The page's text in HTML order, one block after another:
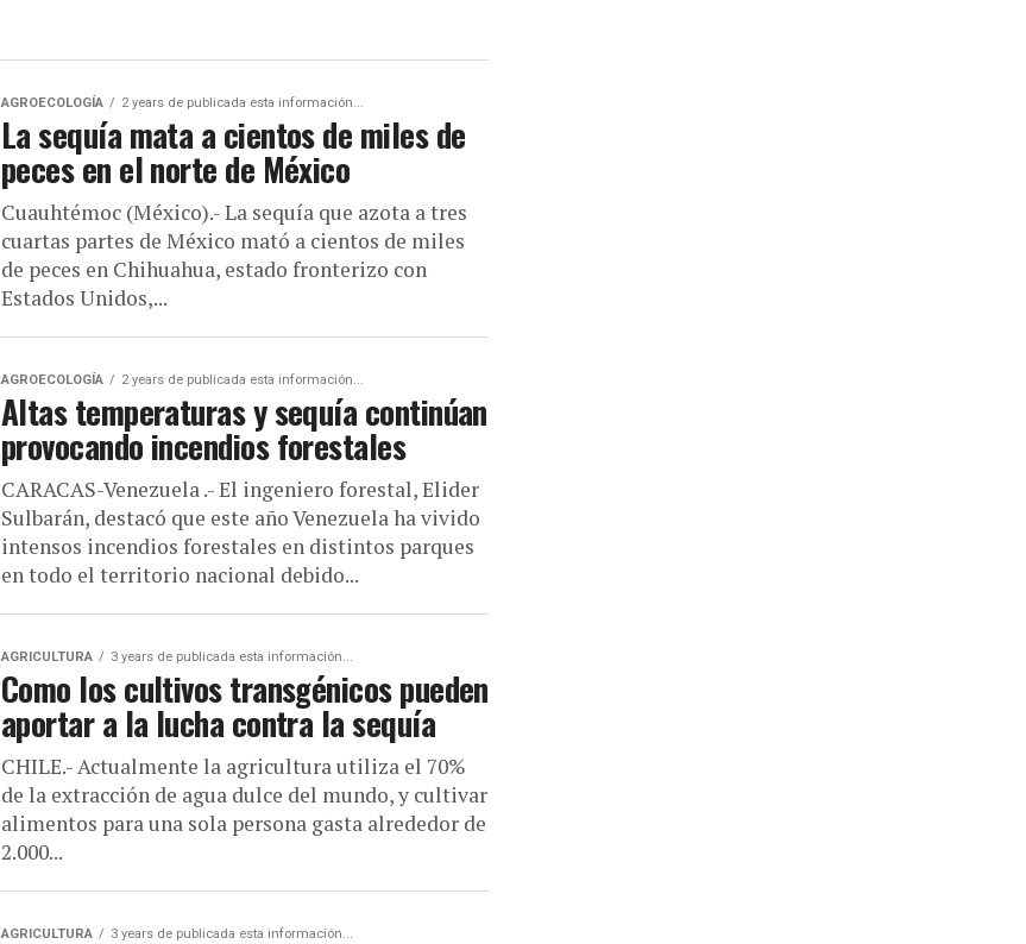
AGROECOLOGÍA 2 years de publicada esta información...
La sequía mata a cientos de miles de
peces en el norte de México
Cuauhtémoc (México).- La sequía que azota a tres
cuartas partes de México mató a cientos de miles
de peces en Chihuahua, estado fronterizo con
Estados Unidos,...
AGROECOLOGÍA 2 years de publicada esta información...
Altas temperaturas y sequía continúan
provocando incendios forestales
CARACAS-Venezuela .- El ingeniero forestal, Elider
Sulbarán, destacó que este año Venezuela ha vivido
intensos incendios forestales en distintos parques
en todo el territorio nacional debido...
AGRICULTURA 3 years de publicada esta información...
Como los cultivos transgénicos pueden
aportar a la lucha contra la sequía
CHILE.- Actualmente la agricultura utiliza el 70%
de la extracción de agua dulce del mundo, y cultivar
alimentos para una sola persona gasta alrededor de
2.000...
AGRICULTURA 3 years de publicada esta información...